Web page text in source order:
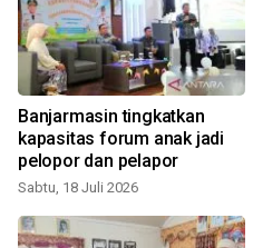
Banjarmasin tingkatkan
kapasitas forum anak jadi
pelopor dan pelapor
Sabtu, 18 Juli 2026